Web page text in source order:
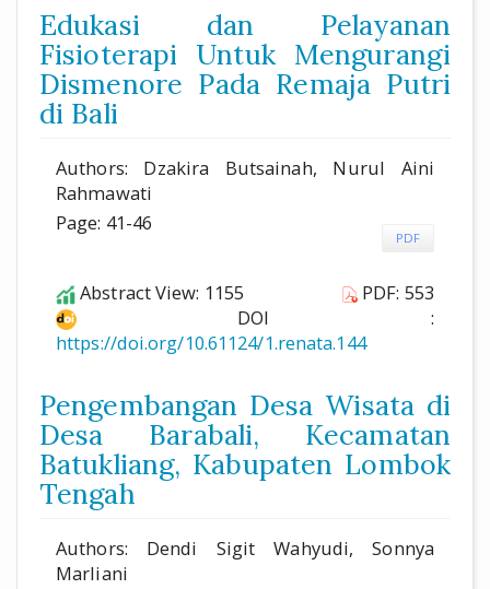
Edukasi dan Pelayanan
Fisioterapi Untuk Mengurangi
Dismenore Pada Remaja Putri
di Bali
Authors: Dzakira Butsainah, Nurul Aini
Rahmawati
Page: 41-46
PDF
Abstract View: 1155
PDF: 553
DOI :
https://doi.org/10.61124/1.renata.144
Pengembangan Desa Wisata di
Desa Barabali, Kecamatan
Batukliang, Kabupaten Lombok
Tengah
Authors: Dendi Sigit Wahyudi, Sonnya
Marliani